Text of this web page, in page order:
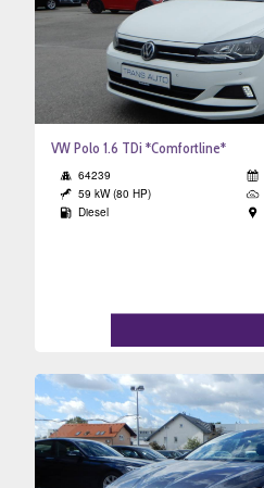
VW Polo 1.6 TDi *Comfortline*
64239
59 kW (80 HP)
Diesel